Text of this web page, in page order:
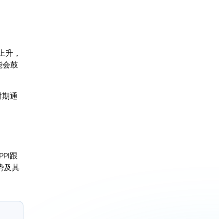
升，
会鼓
通
跟
及其